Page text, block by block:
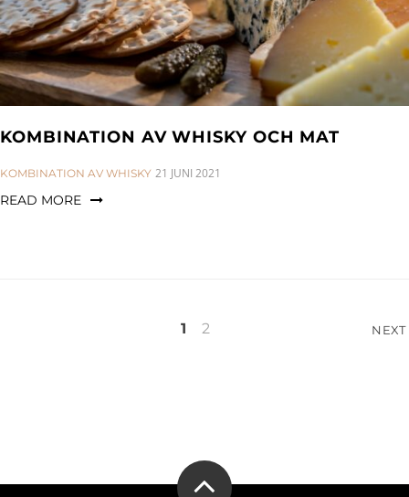
KOMBINATION AV WHISKY OCH MAT
CATEGORIES:
KOMBINATION AV WHISKY 21 JUNI 2021
READ MORE
Sidnumrering
1 2 NEXT